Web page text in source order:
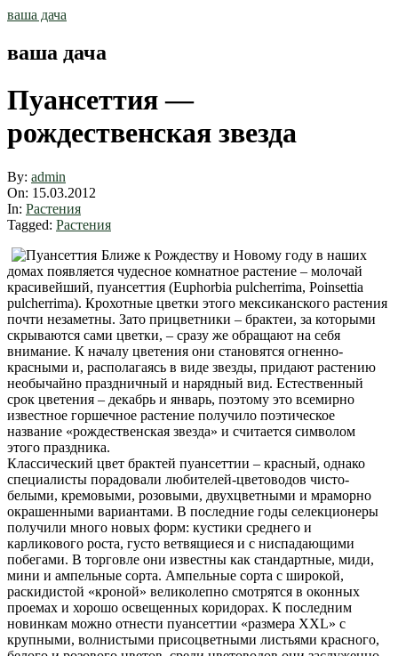
Skip
ваша дача
ваша дача
Пуансеттия —
рождественская звезда
By: admin
On: 15.03.2012
In: Растения
Tagged: Растения
Ближе к Рождеству и Новому году в наших
домах появляется чудесное комнатное растение – молочай
красивейший, пуансеттия (Euphorbia pulcherrima, Poinsettia
pulcherrima). Крохотные цветки этого мексиканского растения
почти незаметны. Зато прицветники – брактеи, за которыми
скрываются сами цветки, – сразу же обращают на себя
внимание. К началу цветения они становятся огненно-
красными и, располагаясь в виде звезды, придают растению
необычайно праздничный и нарядный вид. Естественный
срок цветения – декабрь и январь, поэтому это всемирно
известное горшечное растение получило поэтическое
название «рождественская звезда» и считается символом
этого праздника.
Классический цвет брактей пуансеттии – красный, однако
специалисты порадовали любителей-цветоводов чисто-
белыми, кремовыми, розовыми, двухцветными и мраморно
окрашенными вариантами. В последние годы селекционеры
получили много новых форм: кустики среднего и
карликового роста, густо ветвящиеся и с ниспадающими
побегами. В торговле они известны как стандартные, миди,
мини и ампельные сорта. Ампельные сорта с широкой,
раскидистой «кроной» великолепно смотрятся в оконных
проемах и хорошо освещенных коридорах. К последним
новинкам можно отнести пуансеттии «размера XXL» с
крупными, волнистыми присоцветными листьями красного,